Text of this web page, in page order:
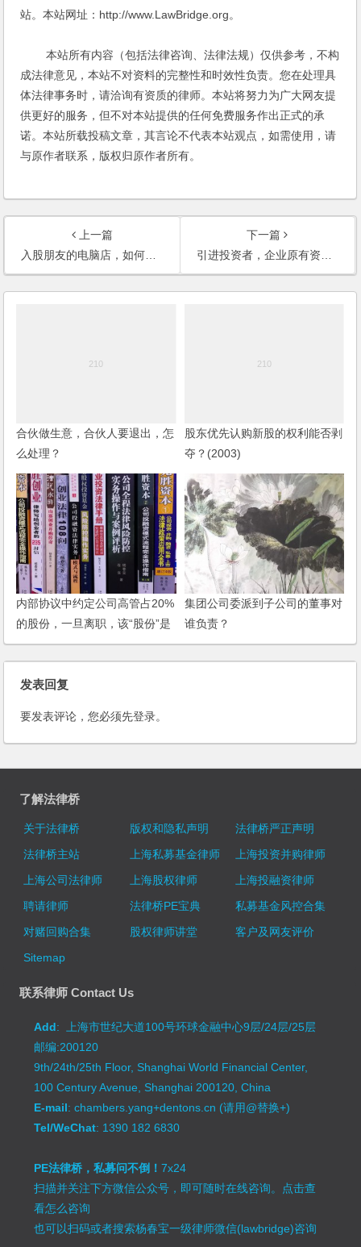
站。本站网址：http://www.LawBridge.org。
本站所有内容（包括法律咨询、法律法规）仅供参考，不构
成法律意见，本站不对资料的完整性和时效性负责。您在处理具
体法律事务时，请洽询有资质的律师。本站将努力为广大网友提
供更好的服务，但不对本站提供的任何免费服务作出正式的承
诺。本站所载投稿文章，其言论不代表本站观点，如需使用，请
与原作者联系，版权归原作者所有。
上一篇
入股朋友的电脑店，如何评定电脑店的资产？如何确定“无形资产”的价值？
下一篇
引进投资者，企业原有资产如何计算？股权比例如何确定？如何保护小股东的利益？
合伙做生意，合伙人要退出，怎
么处理？
股东优先认购新股的权利能否剥
夺？(2003)
内部协议中约定公司高管占20%
的股份，一旦离职，该“股份”是
不是也不在存在了？
集团公司委派到子公司的董事对
谁负责？
发表回复
要发表评论，您必须先登录。
了解法律桥
关于法律桥 版权和隐私声明
法律桥严正声明
法律桥主站
上海私募基金律师
上海投资并购律师
上海公司法律师
上海股权律师
上海投融资律师
聘请律师
法律桥PE宝典
私募基金风控合集
对赌回购合集
股权律师讲堂
客户及网友评价
Sitemap
联系律师 Contact Us
Add: 上海市世纪大道100号环球金融中心9层/24层/25层
邮编:200120
9th/24th/25th Floor, Shanghai World Financial Center,
100 Century Avenue, Shanghai 200120, China
E-mail: chambers.yang+dentons.cn (请用@替换+)
Tel/WeChat: 1390 182 6830
PE法律桥，私募问不倒！7x24
扫描并关注下方微信公众号，即可随时在线咨询。 点击查
看怎么咨询
也可以扫码或者搜索杨春宝一级律师微信(lawbridge)咨询